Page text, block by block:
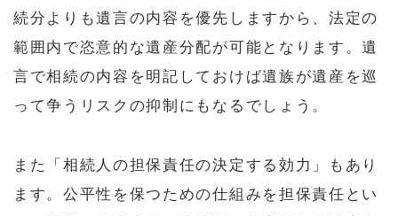
続分よりも遺言の内容を優先しますから、法定の
範囲内で恣意的な遺産分配が可能となります。遺
言で相続の内容を明記しておけば遺族が遺産を巡
って争うリスクの抑制にもなるでしょう。
また「相続人の担保責任の決定する効力」もあり
ます。公平性を保つための仕組みを担保責任とい